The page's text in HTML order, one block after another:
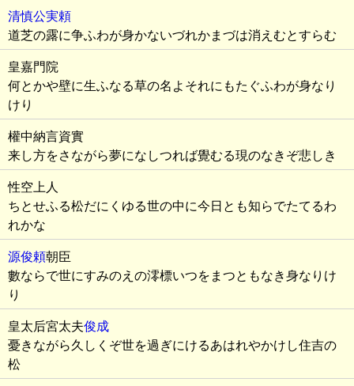
清慎公実頼
道芝の露に争ふわが身かないづれかまづは消えむとすらむ
皇嘉門院
何とかや壁に生ふなる草の名よそれにもたぐふわが身なり
けり
權中納言資實
来し方をさながら夢になしつれば覺むる現のなきぞ悲しき
性空上人
ちとせふる松だにくゆる世の中に今日とも知らでたてるわ
れかな
源俊頼朝臣
數ならで世にすみのえの澪標いつをまつともなき身なりけ
り
皇太后宮太夫俊成
憂きながら久しくぞ世を過ぎにけるあはれやかけし住吉の
松